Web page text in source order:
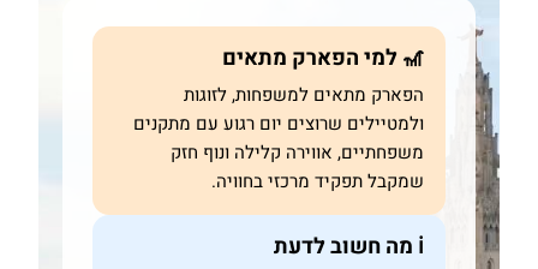
🎢 למי הפארק מתאים
הפארק מתאים למשפחות, לזוגות
ולמטיילים שרוצים יום רגוע עם מתקנים
משפחתיים, אווירה קלילה ונוף חזק
שמקבל תפקיד מרכזי בחוויה.
ℹ️ מה חשוב לדעת